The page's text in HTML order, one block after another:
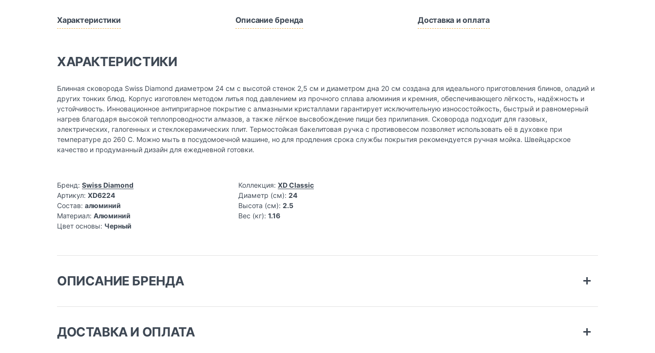
Характеристики Описание бренда Доставка и оплата
ХАРАКТЕРИСТИКИ
Блинная сковорода Swiss Diamond диаметром 24 см с высотой стенок 2,5 см и диаметром дна 20 см создана для идеального приготовления блинов, оладий и
других тонких блюд. Корпус изготовлен методом литья под давлением из прочного сплава алюминия и кремния, обеспечивающего лёгкость, надёжность и
устойчивость. Инновационное антипригарное покрытие с алмазными кристаллами гарантирует исключительную износостойкость, быстрый и равномерный
нагрев благодаря высокой теплопроводности алмазов, а также лёгкое высвобождение пищи без прилипания. Сковорода подходит для газовых,
электрических, галогенных и стеклокерамических плит. Термостойкая бакелитовая ручка с противовесом позволяет использовать её в духовке при
температуре до 260 C. Можно мыть в посудомоечной машине, но для продления срока службы покрытия рекомендуется ручная мойка. Швейцарское
качество и продуманный дизайн для ежедневной готовки.
Бренд: Swiss Diamond
Артикул: XD6224
Состав: алюминий
Материал: Алюминий
Цвет основы: Черный
Коллекция: XD Classic
Диаметр (см): 24
Высота (см): 2.5
Вес (кг): 1.16
ОПИСАНИЕ БРЕНДА
Swiss Diamond предоставляет возможность своим потребителям во всем мире готовить пищу в домашних условиях, используя высокотехнологичную
возможность приготовления пищи без масла.
ДОСТАВКА И ОПЛАТА